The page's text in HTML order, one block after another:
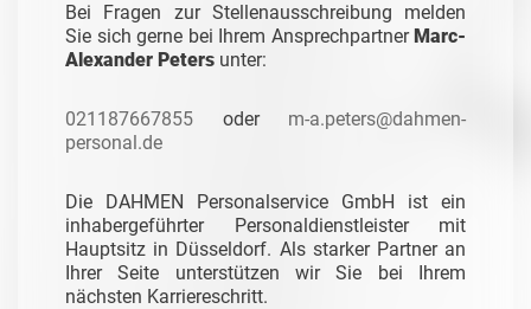
Bei Fragen zur Stellenausschreibung melden
Sie sich gerne bei Ihrem AnsprechpartnerMarc-
Alexander Peters unter:
021187667855 oder m-a.peters@dahmen-
personal.de
Die DAHMEN Personalservice GmbH ist ein
inhabergeführter Personaldienstleister mit
Hauptsitz in Düsseldorf. Als starker Partner an
Ihrer Seite unterstützen wir Sie bei Ihrem
nächsten Karriereschritt.